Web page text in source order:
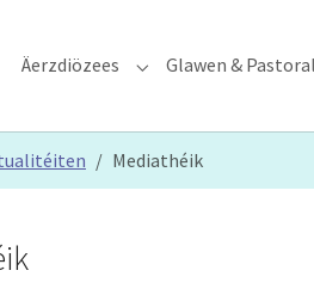
Äerzdiözees Submenu for
Glawen & Pastoral
Mediathéik